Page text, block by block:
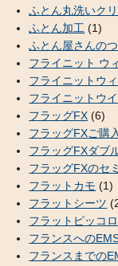
ふとん丸洗いク
ふとん加工 (1)
ふとん屋さんの
フライニット ウ
フライニットウ
フライニットウ
フラッグFX (6)
フラッグFXご購
フラッグFXダブ
フラッグFXのセ
フラットカモ (1)
フラットシーツ
フラットピッコロ
フランスへの
フランスまでの